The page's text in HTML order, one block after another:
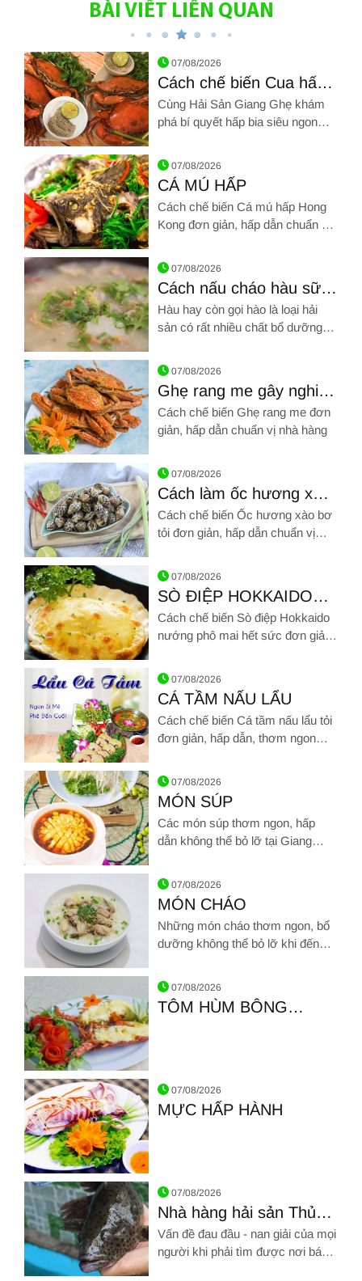
BÀI VIẾT LIÊN QUAN
Hình ảnh về Cách chế biến Cua hấp bia
07/08/2026
Cách chế biến Cua hấp
bia
Cùng Hải Sản Giang Ghẹ khám
phá bí quyết hấp bia siêu ngon
Hình ảnh về CÁ MÚ HẤP
07/08/2026
CÁ MÚ HẤP
Cách chế biến Cá mú hấp Hong
Kong đơn giản, hấp dẫn chuẩn vị
Hình ảnh về Cách nấu cháo hàu sữa và cháo hàu hạt sen
07/08/2026
Cách nấu cháo hàu sữa
và cháo hàu hạt sen
Hàu hay còn gọi hào là loại hải
sản có rất nhiều chất bổ dưỡng.
món khác nhau, đặc biệt dùng
nấu cháo rất ngon
Hình ảnh về Ghẹ rang me gây nghiện nhâm nhi ngày cuối
07/08/2026
Ghẹ rang me gây nghiện
nhâm nhi ngày cuối tuần
Cách chế biến Ghẹ rang me đơn
giản, hấp dẫn chuẩn vị nhà hàng
Hình ảnh về Cách làm ốc hương xào bơ tỏi thơm lừng, đậm vị
07/08/2026
Cách làm ốc hương xào
bơ tỏi thơm lừng, đậm vị
siêu ngon
Cách chế biến Ốc hương xào bơ
tỏi đơn giản, hấp dẫn chuẩn vị
Hình ảnh về SÒ ĐIỆP HOKKAIDO NƯỚNG PHÔ MAI
07/08/2026
SÒ ĐIỆP HOKKAIDO
NƯỚNG PHÔ MAI
Cách chế biến Sò điệp Hokkaido
nướng phô mai hết sức đơn giản,
Hình ảnh về CÁ TẦM NẤU LẨU
07/08/2026
CÁ TẦM NẤU LẨU
Cách chế biến Cá tầm nấu lẩu tỏi
đơn giản, hấp dẫn, thơm ngon
Hình ảnh về MÓN SÚP
07/08/2026
MÓN SÚP
Các món súp thơm ngon, hấp
dẫn không thể bỏ lỡ tại Giang
Hình ảnh về MÓN CHÁO
07/08/2026
MÓN CHÁO
Những món cháo thơm ngon, bổ
dưỡng không thể bỏ lỡ khi đến
Hình ảnh về TÔM HÙM BÔNG NƯỚNG PHÔ MAI
07/08/2026
TÔM HÙM BÔNG
Hình ảnh về MỰC HẤP HÀNH
07/08/2026
MỰC HẤP HÀNH
07/08/2026
Nhà hàng hải sản Thủ
Dầu Một chất lượng với
nguyên liệu tươi mới
Vấn đề đau đầu - nan giải của mọi
người khi phải tìm được nơi bán